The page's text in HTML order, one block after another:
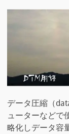
データ圧縮（
ューターなどで
略化しデータ容